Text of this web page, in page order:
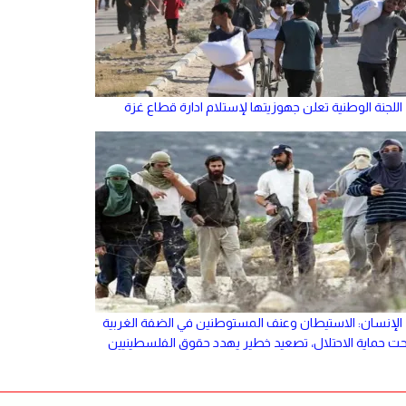
اللجنة الوطنية تعلن جهوزيتها لإستلام ادارة قطاع غزة
الإنسان: الاستيطان وعنف المستوطنين في الضفة الغربية
حماية الاحتلال، تصعيد خطير يهدد حقوق الفلسطينيين